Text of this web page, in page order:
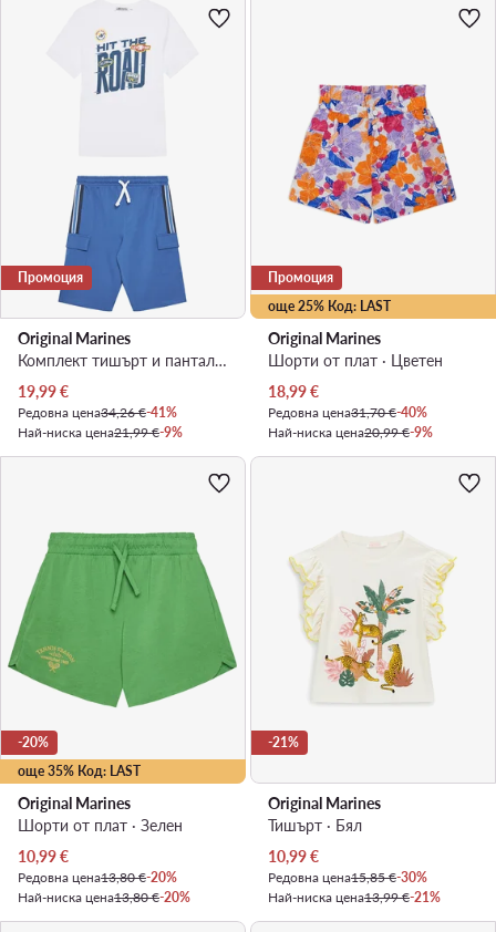
Промоция
Original Marines
Комплект тишърт и панталонки · Бял
Актуална цена
19,99€
Редовна цена34,26 €-41%
Най-ниска цена21,99 €-9%
още 25% Код: LAST
Промоция
Original Marines
Шорти от плат · Цветен
Актуална цена
18,99€
Редовна цена31,70 €-40%
Най-ниска цена20,99 €-9%
още 35% Код: LAST
-20%
Original Marines
Шорти от плат · Зелен
Актуална цена
10,99€
Редовна цена13,80 €-20%
Най-ниска цена13,80 €-20%
-21%
Original Marines
Тишърт · Бял
Актуална цена
10,99€
Редовна цена15,85 €-30%
Най-ниска цена13,99 €-21%